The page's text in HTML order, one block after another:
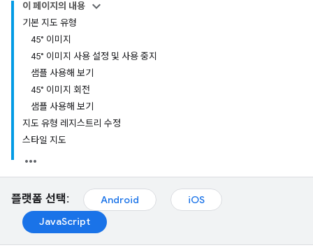
이 페이지의 내용
기본 지도 유형
45° 이미지
45° 이미지 사용 설정 및 사용 중지
샘플 사용해 보기
45° 이미지 회전
샘플 사용해 보기
지도 유형 레지스트리 수정
스타일 지도
플랫폼 선택: Android
iOS
JavaScript